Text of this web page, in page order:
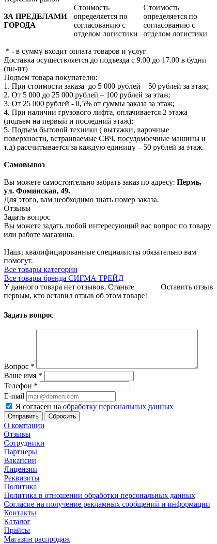
ЗА ПРЕДЕЛАМИ
ГОРОДА
Стоимость
определяется по
согласованию с
отделом логистики
Стоимость
определяется по
согласованию с
отделом логистики
* - в сумму входит оплата товаров и услуг
Доставка осуществляется до подъезда с 9.00 до 17.00 в будни
(пн-пт)
Подъем товара покупателю:
1. При стоимости заказа до 5 000 рублей – 50 рублей за этаж;
2. От 5 000 до 25 000 рублей – 100 рублей за этаж;
3. От 25 000 рублей - 0,5% от суммы заказа за этаж;
4. При наличии грузового лифта, оплачивается 2 этажа
(подъем на первый и последний этаж);
5. Подъем бытовой техники ( вытяжки, варочные
поверхности, встраиваемые СВЧ, посудомоечные машины и
т.д) рассчитывается за каждую единицу – 50 рублей за этаж.
Самовывоз
Вы можете самостоятельно забрать заказ по адресу: Пермь,
ул. Фоминская, 49.
Для этого, вам необходимо знать номер заказа.
Отзывы
Задать вопрос
Вы можете задать любой интересующий вас вопрос по товару
или работе магазина.
Наши квалифицированные специалисты обязательно вам
помогут.
Все товары категории
Все товары бренда СИГМА ТРЕЙД
Оставить отзыв
У данного товара нет отзывов. Станьте
первым, кто оставил отзыв об этом товаре!
Задать вопрос
Вопрос *
Ваше имя *
Телефон *
E-mail
Я согласен на обработку персональных данных
Сбросить
О компании
Отзывы
Сотрудники
Партнеры
Вакансии
Лицензии
Реквизиты
Политика
Политика в отношении обработки персональных данных
Согласие на получение рекламных сообщений и информации
Контакты
Каталог
Прайсы
Магазин распродаж